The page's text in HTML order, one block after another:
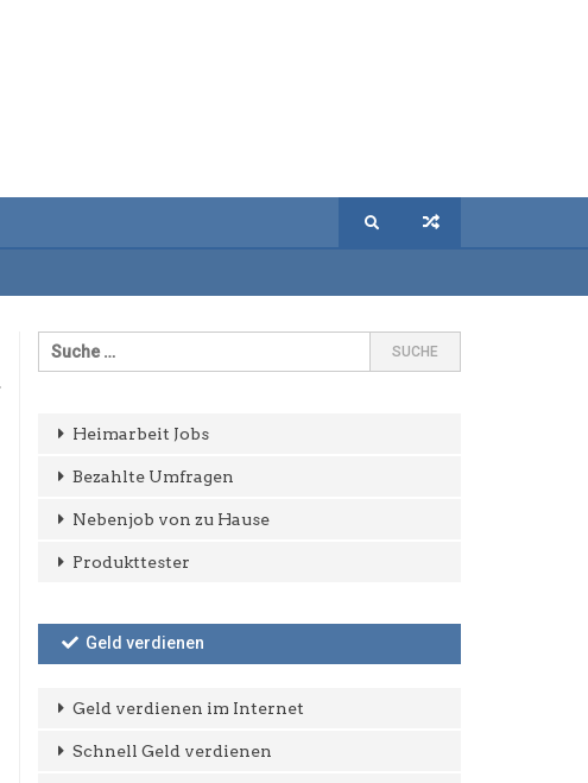
Heimarbeit Jobs
Bezahlte Umfragen
Nebenjob von zu Hause
Produkttester
Geld verdienen
Geld verdienen im Internet
Schnell Geld verdienen